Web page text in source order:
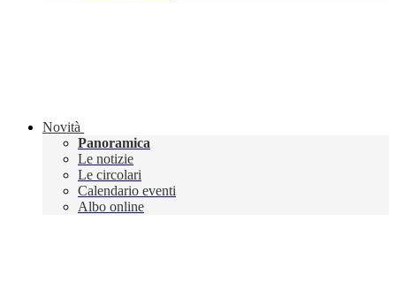
Novità
Panoramica
Le notizie
Le circolari
Calendario eventi
Albo online